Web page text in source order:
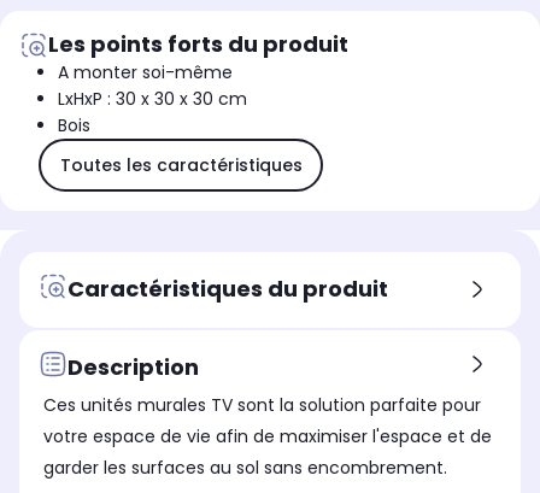
Les points forts du produit
A monter soi-même
LxHxP : 30 x 30 x 30 cm
Bois
Toutes les caractéristiques
Caractéristiques du produit
Description
Ces unités murales TV sont la solution parfaite pour
votre espace de vie afin de maximiser l'espace et de
garder les surfaces au sol sans encombrement.